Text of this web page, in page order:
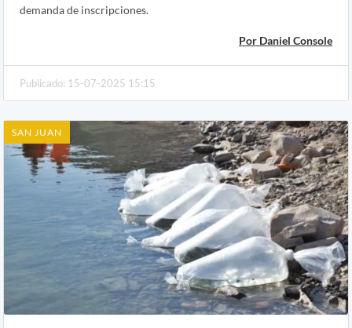
demanda de inscripciones.
Por Daniel Console
Publicado: 15-07-2025 15:15
SAN JUAN